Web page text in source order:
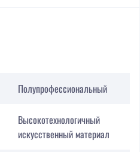
Полупрофессиональный
Высокотехнологичный
искусственный материал